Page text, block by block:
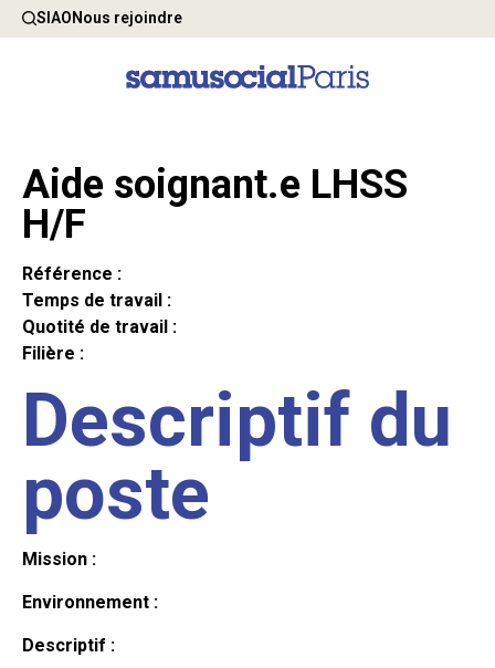
SIAONous rejoindre
Aide soignant.e LHSS
H/F
Référence :
Temps de travail :
Quotité de travail :
Filière :
Descriptif du
poste
Mission :
Environnement :
Descriptif :